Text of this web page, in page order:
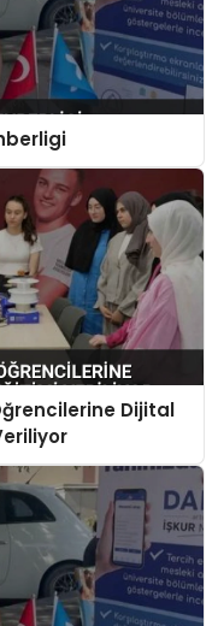
Dijital